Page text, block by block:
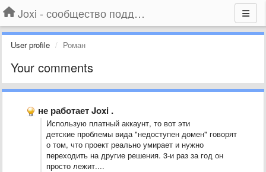
Joxi - сообщество поддержки
User profile Роман
Your comments
не работает Joxi .
Использую платный аккаунт, то вот эти
детские проблемы вида "недоступен домен" говорят
о том, что проект реально умирает и нужно
переходить на другие решения. 3-и раз за год он
просто лежит....